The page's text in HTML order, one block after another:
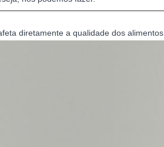
diretamente a qualidade dos alimentos.